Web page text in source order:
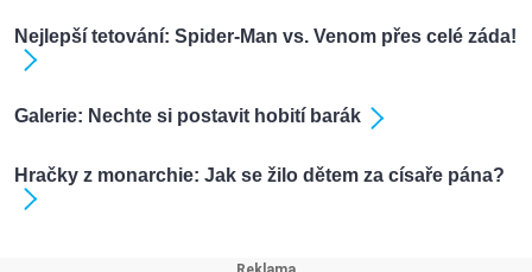
Nejlepší tetování: Spider-Man vs. Venom přes celé záda!
Galerie: Nechte si postavit hobití barák
Hračky z monarchie: Jak se žilo dětem za císaře pána?